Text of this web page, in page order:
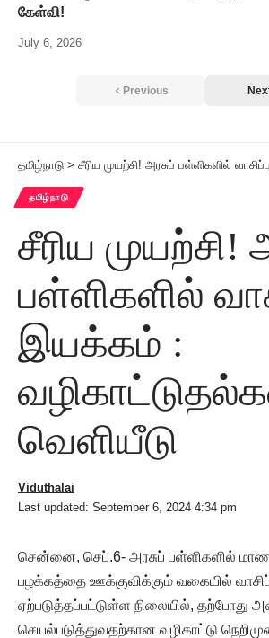
கேள்வி!
July 6, 2026
Previous
தமிழ்நாடு > சீரிய முயற்சி! அரசுப் பள்ளிகளில் வாசிப்பு இயக்கம்
தமிழ்நாடு
சீரிய முயற்சி!
பள்ளிகளில்
இயக்கம் :
வெளியீடு
Last updated: September 6, 2024 4:34 pm
Viduthalai
சென்னை, செப்.6- அரசுப் பள்ளிகளில்
பழக்கத்தை ஊக்குவிக்கும் வகையில்
ஏற்படுத்தப்பட்டுள்ள நிலையில், தற்போது
செயல்படுத்துவதற்கான வழிகாட்டு